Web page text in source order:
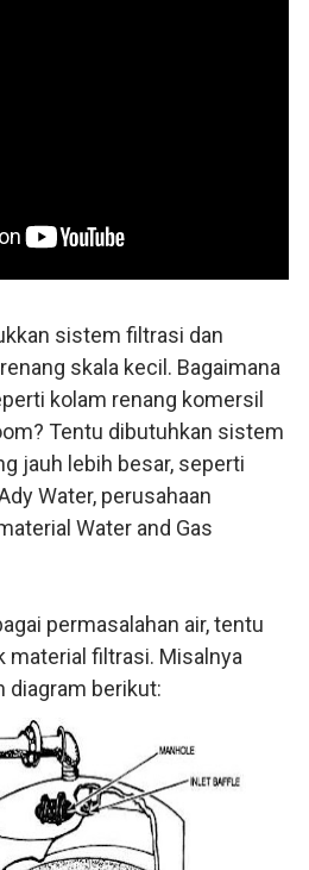
sistem filtrasi dan
skala kecil. Bagaimana
kolam renang komersil
Tentu dibutuhkan sistem
jauh lebih besar, seperti
Water, perusahaan
Water and Gas
permasalahan air, tentu
material filtrasi. Misalnya
diagram berikut: